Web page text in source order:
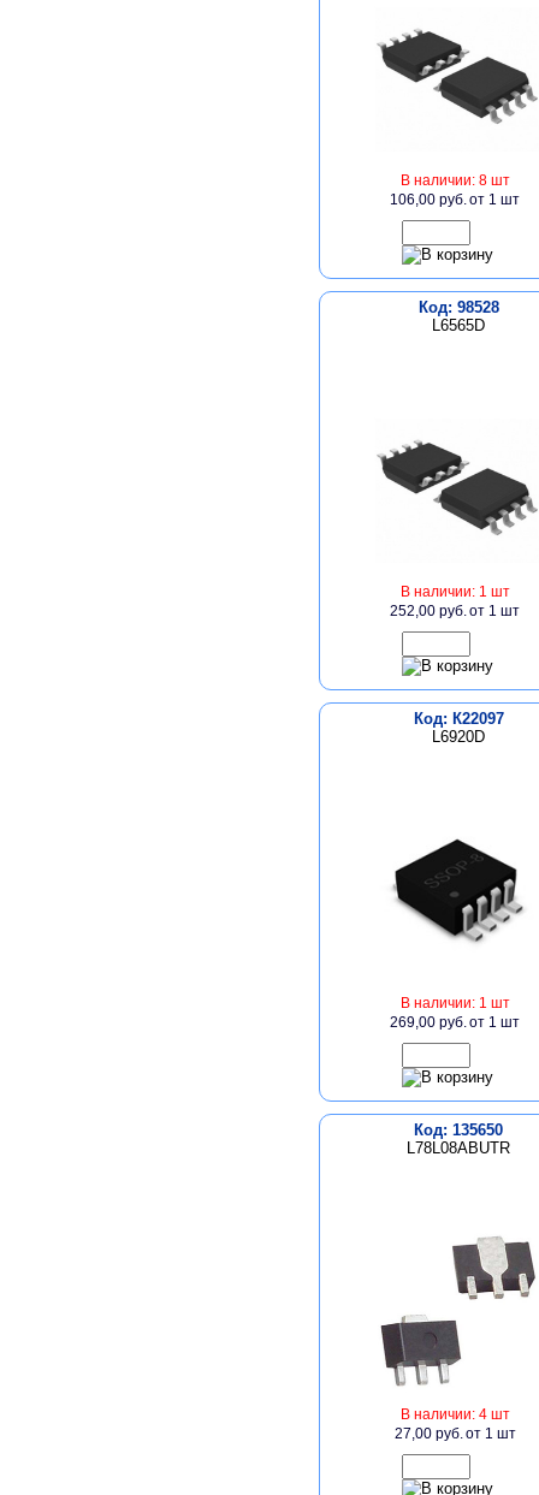
В наличии: 8 шт
106,00 руб.от 1 шт
Код: 98528
L6565D
В наличии: 1 шт
252,00 руб.от 1 шт
Код: К22097
L6920D
В наличии: 1 шт
269,00 руб.от 1 шт
Код: 135650
L78L08ABUTR
В наличии: 4 шт
27,00 руб.от 1 шт